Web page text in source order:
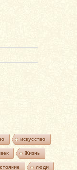
искусство
Жизнь
люди